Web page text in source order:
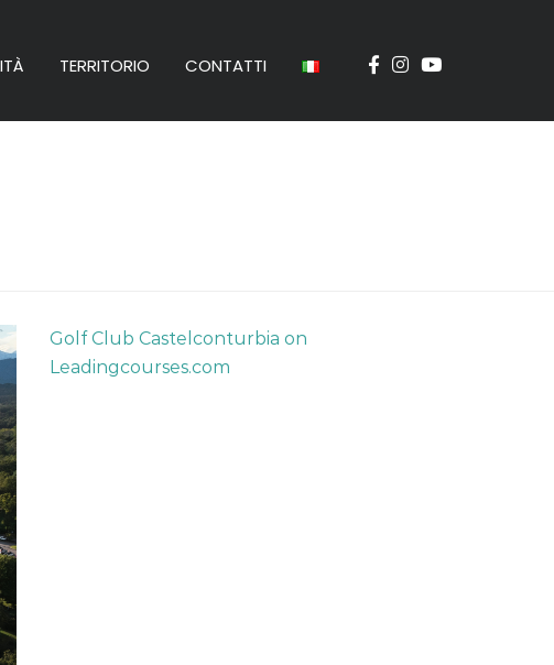
TERRITORIO CONTATTI
Golf Club Castelconturbia on
Leadingcourses.com